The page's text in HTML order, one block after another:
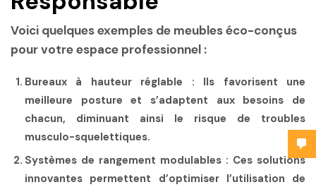
Voici quelques exemples de meubles éco-conçus
pour votre espace professionnel :
Bureaux à hauteur réglable : Ils favorisent une
meilleure posture et s’adaptent aux besoins de
chacun, diminuant ainsi le risque de troubles
musculo-squelettiques.
Systèmes de rangement modulables : Ces solutions
innovantes permettent d’optimiser l’utilisation de